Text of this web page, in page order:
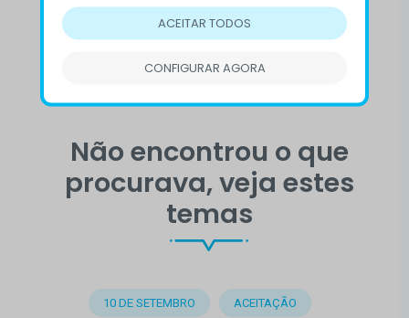
Não encontrou o que
procurava, veja estes
temas
10 DE SETEMBRO ACEITAÇÃO
ACEITAR TODOS
CONFIGURAR AGORA